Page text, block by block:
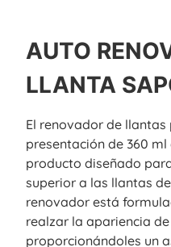
AUTO
LLANTA
El renovador de
presentación de 360
producto diseñado
superior a las llantas
renovador está
realzar la apariencia
proporcionándoles un